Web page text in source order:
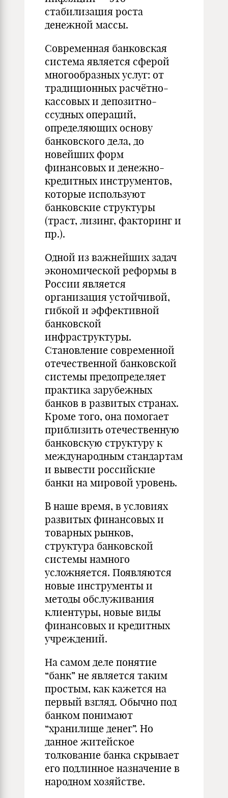
стабилизация роста
денежной массы.
Современная банковская
система является сферой
многообразных услуг: от
традиционных расчётно-
кассовых и депозитно-
ссудных операций,
определяющих основу
банковского дела, до
новейших форм
финансовых и денежно-
кредитных инструментов,
которые используют
банковские структуры
(траст, лизинг, факторинг и
пр.).
Одной из важнейших задач
экономической реформы в
России является
организация устойчивой,
гибкой и эффективной
банковской
инфраструктуры.
Становление современной
отечественной банковской
системы предопределяет
практика зарубежных
банков в развитых странах.
Кроме того, она помогает
приблизить отечественную
банковскую структуру к
международным стандартам
и вывести российские
банки на мировой уровень.
В наше время, в условиях
развитых финансовых и
товарных рынков,
структура банковской
системы намного
усложняется. Появляются
новые инструменты и
методы обслуживания
клиентуры, новые виды
финансовых и кредитных
учреждений.
На самом деле понятие
“банк” не является таким
простым, как кажется на
первый взгляд. Обычно под
банком понимают
“хранилище денег”. Но
данное житейское
толкование банка скрывает
его подлинное назначение в
народном хозяйстве.